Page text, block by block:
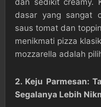
dan sedikit creamy.
dasar yang sangat
saus tomat dan
menikmati pizza
mozzarella adalah
2. Keju Parmesan:
Segalanya Lebih